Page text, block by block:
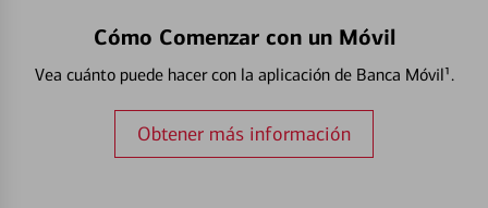
Cómo Comenzar con un Móvil
Vea cuánto puede hacer con la aplicación de Banca Móvil¹.
Obtener más información